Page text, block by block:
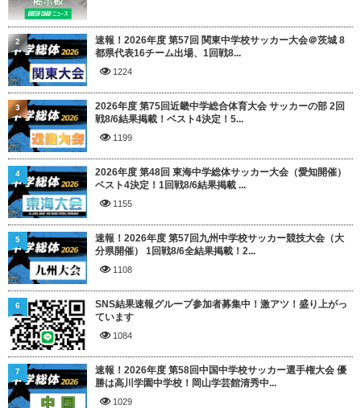
速報！2026年度 第57回 関東中学校サッカー大会＠茨城 8
都県代表16チーム出場、1回戦8...
1224
2
2026年度 第75回近畿中学総合体育大会 サッカーの部 2回
戦8/6結果掲載！ベスト4決定！5...
1199
3
2026年度 第48回 東海中学総体サッカー大会（愛知開催）
ベスト4決定！1回戦8/6結果掲載 ...
1155
4
速報！2026年度 第57回九州中学校サッカー競技大会（大
分県開催） 1回戦8/6全結果掲載！2...
1108
5
SNS結果速報グループ参加者募集中！激アツ！盛り上がっ
ています
1084
6
速報！2026年度 第58回中国中学校サッカー選手権大会 優
勝は高川学園中学校！岡山学芸館清秀中...
1029
7